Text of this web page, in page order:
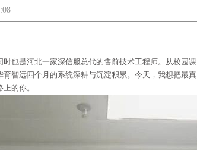
也是河北一家深信服总代的售前技术工程师。从校园课
智远四个月的系统深耕与沉淀积累。今天，我想把最真
的你。